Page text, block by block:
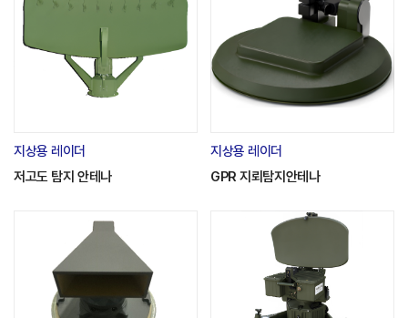
지상용 레이더
저고도 탐지 안테나
지상용 레이더
GPR 지뢰탐지안테나